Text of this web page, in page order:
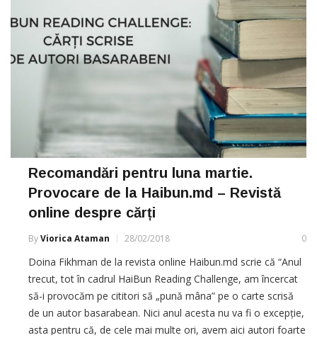
Recomandări pentru luna martie.
Provocare de la Haibun.md – Revistă
online despre cărți
ByViorica Ataman 28/02/2018 0
Doina Fikhman de la revista online Haibun.md scrie că “Anul
trecut, tot în cadrul HaiBun Reading Challenge, am încercat
să-i provocăm pe cititori să „pună mâna” pe o carte scrisă
de un autor basarabean. Nici anul acesta nu va fi o excepție,
asta pentru că, de cele mai multe ori, avem aici autori foarte